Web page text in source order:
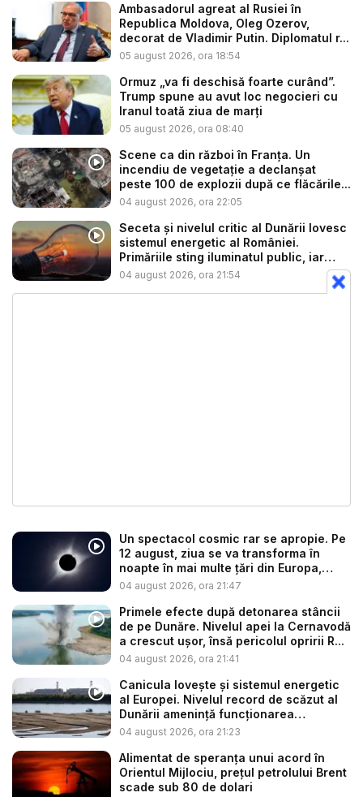
Ambasadorul agreat al Rusiei în
Republica Moldova, Oleg Ozerov,
decorat de Vladimir Putin. Diplomatul r...
05 august 2026, ora 18:54
Ormuz „va fi deschisă foarte curând”.
Trump spune au avut loc negocieri cu
Iranul toată ziua de marți
05 august 2026, ora 08:40
Scene ca din război în Franța. Un
incendiu de vegetație a declanșat
peste 100 de explozii după ce flăcările...
04 august 2026, ora 22:05
Seceta și nivelul critic al Dunării lovesc
sistemul energetic al României.
Primăriile sting iluminatul public, iar
co...
04 august 2026, ora 21:54
Un spectacol cosmic rar se apropie. Pe
12 august, ziua se va transforma în
noapte în mai multe țări din Europa,
oda...
04 august 2026, ora 21:47
Primele efecte după detonarea stâncii
de pe Dunăre. Nivelul apei la Cernavodă
a crescut ușor, însă pericolul opririi R...
04 august 2026, ora 21:41
Canicula lovește și sistemul energetic
al Europei. Nivelul record de scăzut al
Dunării amenință funcționarea
centrale...
04 august 2026, ora 21:23
Alimentat de speranța unui acord în
Orientul Mijlociu, prețul petrolului Brent
scade sub 80 de dolari